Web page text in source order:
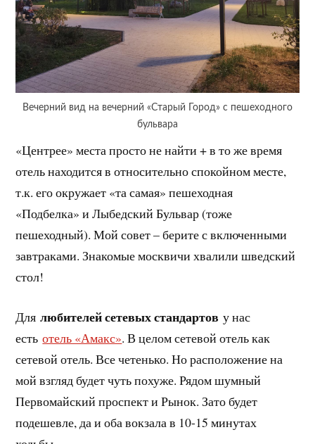
Вечерний вид на вечерний «Старый Город» с пешеходного
бульвара
«Центрее» места просто не найти + в то же время
отель находится в относительно спокойном месте,
т.к. его окружает «та самая» пешеходная
«Подбелка» и Лыбедский Бульвар (тоже
пешеходный). Мой совет – берите с включенными
завтраками. Знакомые москвичи хвалили шведский
стол!
Длялюбителей сетевых стандартов у нас
естьотель «Амакс». В целом сетевой отель как
сетевой отель. Все четенько. Но расположение на
мой взгляд будет чуть похуже. Рядом шумный
Первомайский проспект и Рынок. Зато будет
подешевле, да и оба вокзала в 10-15 минутах